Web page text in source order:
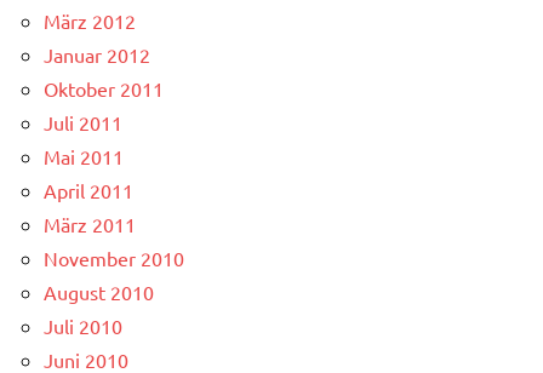
März 2012
Januar 2012
Oktober 2011
Juli 2011
Mai 2011
April 2011
März 2011
November 2010
August 2010
Juli 2010
Juni 2010